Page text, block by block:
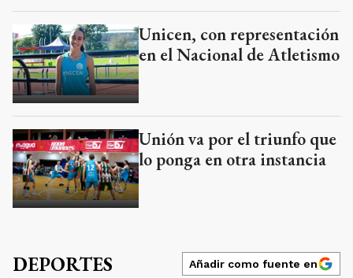
Unicen, con representación
en el Nacional de Atletismo
Unión va por el triunfo que
lo ponga en otra instancia
DEPORTES Añadir como fuente en